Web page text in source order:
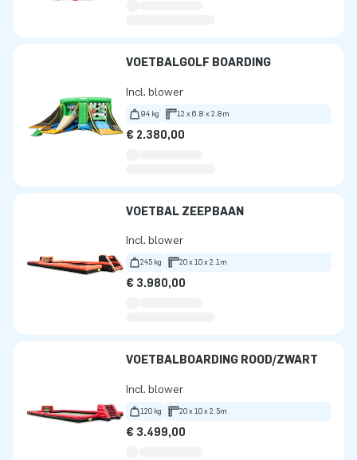
VOETBALGOLF BOARDING
Incl. blower
94 kg 12 x 6.8 x 2.8m
€ 2.380,00
VOETBAL ZEEPBAAN
Incl. blower
245 kg 20 x 10 x 2.1m
€ 3.980,00
VOETBALBOARDING ROOD/ZWART
Incl. blower
120 kg 20 x 10 x 2.5m
€ 3.499,00